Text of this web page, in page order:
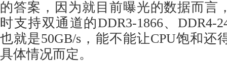
的答案，因为就目前曝光的数据而言
时支持双通道的DDR3-1866、DDR4-
也就是50GB/s，能不能让CPU饱和还
具体情况而定。